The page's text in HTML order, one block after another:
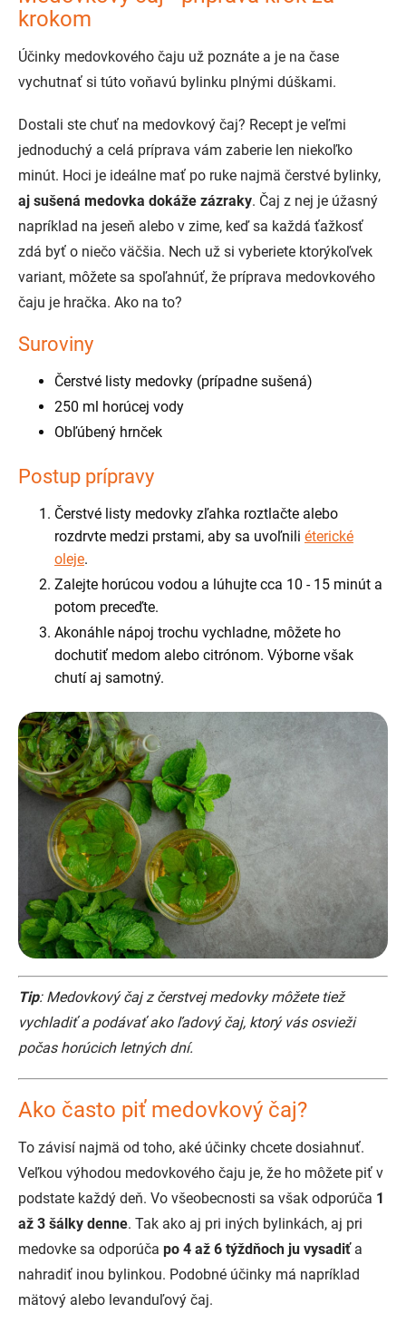
krokom
Účinky medovkového čaju už poznáte a je na čase
vychutnať si túto voňavú bylinku plnými dúškami.
Dostali ste chuť na medovkový čaj? Recept je veľmi
jednoduchý a celá príprava vám zaberie len niekoľko
minút. Hoci je ideálne mať po ruke najmä čerstvé bylinky,
aj sušená medovka dokáže zázraky. Čaj z nej je úžasný
napríklad na jeseň alebo v zime, keď sa každá ťažkosť
zdá byť o niečo väčšia. Nech už si vyberiete ktorýkoľvek
variant, môžete sa spoľahnúť, že príprava medovkového
čaju je hračka. Ako na to?
Suroviny
Čerstvé listy medovky (prípadne sušená)
250 ml horúcej vody
Obľúbený hrnček
Postup prípravy
Čerstvé listy medovky zľahka roztlačte alebo
rozdrvte medzi prstami, aby sa uvoľnili éterické
oleje.
Zalejte horúcou vodou a lúhujte cca 10 - 15 minút a
potom preceďte.
Akonáhle nápoj trochu vychladne, môžete ho
dochutiť medom alebo citrónom. Výborne však
chutí aj samotný.
Tip: Medovkový čaj z čerstvej medovky môžete tiež
vychladiť a podávať ako ľadový čaj, ktorý vás osvieži
počas horúcich letných dní.
Ako často piť medovkový čaj?
To závisí najmä od toho, aké účinky chcete dosiahnuť.
Veľkou výhodou medovkového čaju je, že ho môžete piť v
podstate každý deň. Vo všeobecnosti sa však odporúča 1
až 3 šálky denne. Tak ako aj pri iných bylinkách, aj pri
medovke sa odporúča po 4 až 6 týždňoch ju vysadiťa
nahradiť inou bylinkou. Podobné účinky má napríklad
mätový alebo levanduľový čaj.